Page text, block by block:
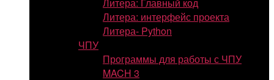
Литера: интерфейс проекта
Литера- Python
ЧПУ
Программы для работы с ЧПУ
MACH 3